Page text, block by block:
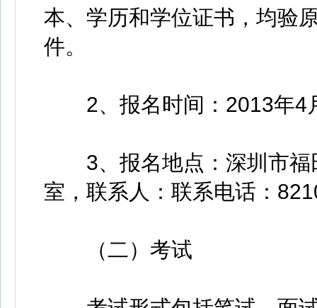
本、学历和学位证书，均验
件。
2、报名时间：2013年4
3、报名地点：深圳市福
室，联系人：联系电话：
（二）考试